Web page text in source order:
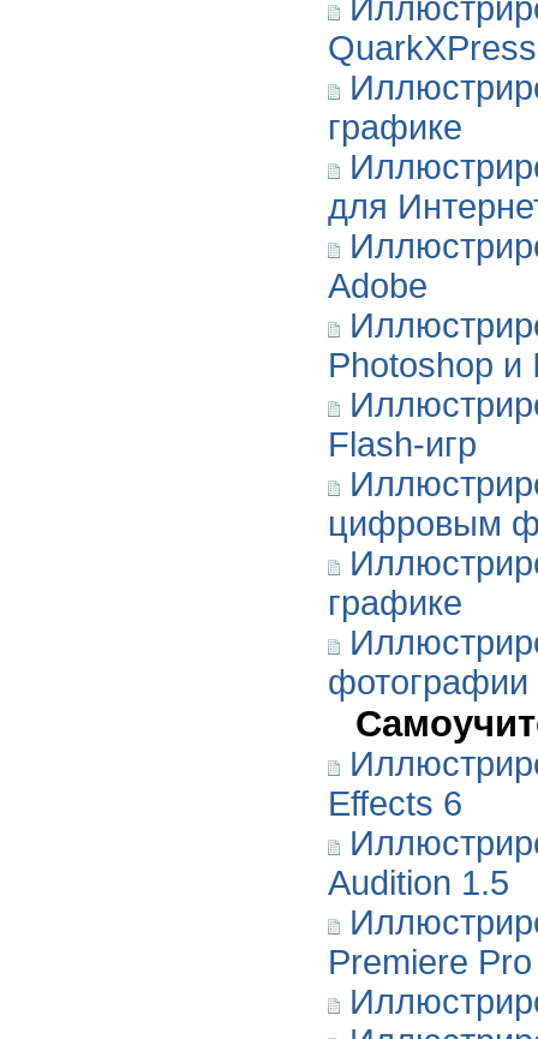
графике
для
Adobe
Photoshop и
Flash-игр
цифровым
графике
фотографии
Effects 6
Audition 1.5
Premiere